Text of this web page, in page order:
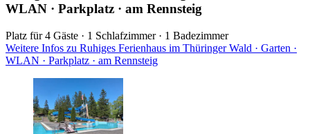
WLAN · Parkplatz · am Rennsteig
Platz für 4 Gäste · 1 Schlafzimmer · 1 Badezimmer
Weitere Infos zu Ruhiges Ferienhaus im Thüringer Wald · Garten ·
WLAN · Parkplatz · am Rennsteig